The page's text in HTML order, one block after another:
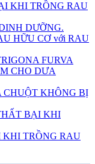
KHI TRỒNG RAU
DƯỠNG.
HỮU CƠ với RAU
FURVA
CHO DƯA
KHÔNG BỊ
BẠI KHI
TRỒNG RAU